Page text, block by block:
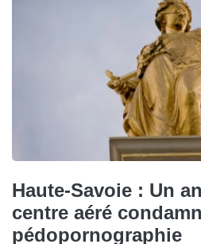
Haute-Savoie : Un
centre aéré
pédopornographie